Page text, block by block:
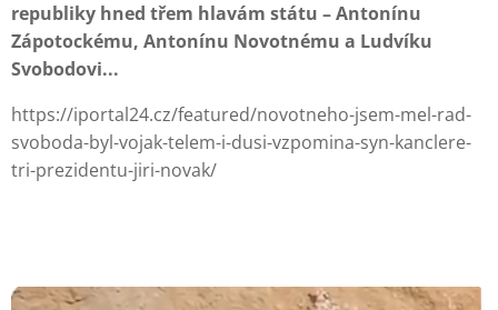
republiky hned třem hlavám státu – Antonínu
Zápotockému, Antonínu Novotnému a Ludvíku
Svobodovi...
https://iportal24.cz/featured/novotneho-jsem-mel-rad-
svoboda-byl-vojak-telem-i-dusi-vzpomina-syn-kanclere-
tri-prezidentu-jiri-novak/